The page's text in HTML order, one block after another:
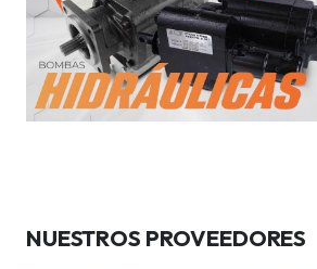
NUESTROS PROVEEDORES